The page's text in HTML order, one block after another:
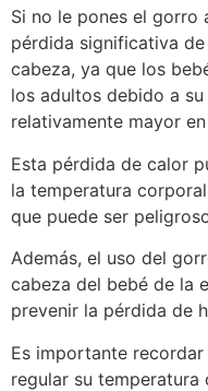
Si no le pones el gorro
pérdida significativa
cabeza, ya que los
los adultos debido a
relativamente mayor
Esta pérdida de calor
la temperatura
que puede ser
Además, el uso del
cabeza del bebé de la
prevenir la pérdida de
Es importante
regular su